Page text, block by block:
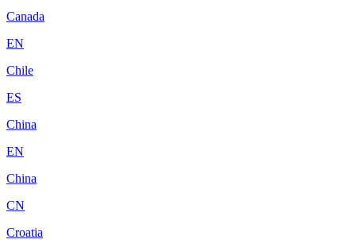
Canada
EN
Chile
ES
China
EN
China
CN
Croatia